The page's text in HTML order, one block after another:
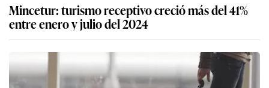
Mincetur: turismo receptivo creció más del 41%
entre enero y julio del 2024